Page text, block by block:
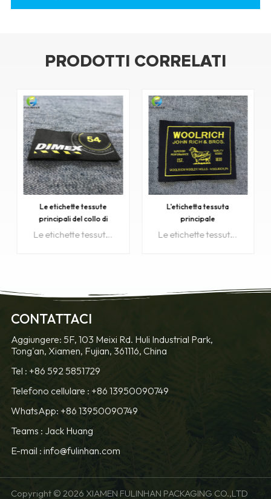
PRODOTTI CORRELATI
L'etichetta tessuta
principale
dell'abbigliamento perLe etichette tessute principali di abbigliamento sono il modo più comune ed economico per identificare i vostri capi o prodotti.
SAPERNE DI
Etichette tessute a base di
abbigliamento
personalizzate
Le etichette intrecciate a base di centri personalizzate sono il modo più comune ed economico per identificare la tua t-shirt
SAPERNE DI
CONTATTACI
Aggiungere: 5F, 103 Meixi Rd. Huli Industrial Park,
Tong'an, Xiamen, Fujian, 361116, China
Tel : +86 592 5851729
Telefono cellulare : +86 13950090749
WhatsApp: +86 13950090749
Teams : Jack Huang
E-mail : info@fulinhan.com
Copyright © 2026 XIAMEN FULINHAN PACKAGING CO.,LTD